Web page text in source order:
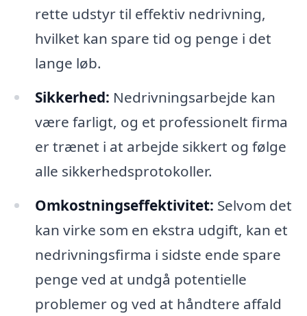
rette udstyr til effektiv nedrivning,
hvilket kan spare tid og penge i det
lange løb.
Sikkerhed: Nedrivningsarbejde kan
være farligt, og et professionelt firma
er trænet i at arbejde sikkert og følge
alle sikkerhedsprotokoller.
Omkostningseffektivitet: Selvom det
kan virke som en ekstra udgift, kan et
nedrivningsfirma i sidste ende spare
penge ved at undgå potentielle
problemer og ved at håndtere affald